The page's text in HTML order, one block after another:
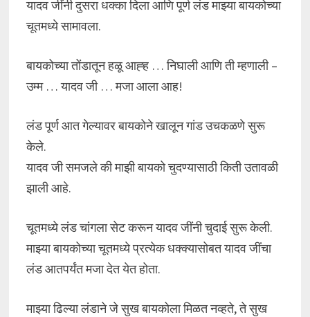
यादव जींनी दुसरा धक्का दिला आणि पूर्ण लंड माझ्या बायकोच्या
चूतमध्ये सामावला.
बायकोच्या तोंडातून हळू आह्ह … निघाली आणि ती म्हणाली –
उम्म … यादव जी … मजा आला आह!
लंड पूर्ण आत गेल्यावर बायकोने खालून गांड उचकळणे सुरू
केले.
यादव जी समजले की माझी बायको चुदण्यासाठी किती उतावळी
झाली आहे.
चूतमध्ये लंड चांगला सेट करून यादव जींनी चुदाई सुरू केली.
माझ्या बायकोच्या चूतमध्ये प्रत्येक धक्क्यासोबत यादव जींचा
लंड आतपर्यंत मजा देत येत होता.
माझ्या ढिल्या लंडाने जे सुख बायकोला मिळत नव्हते, ते सुख